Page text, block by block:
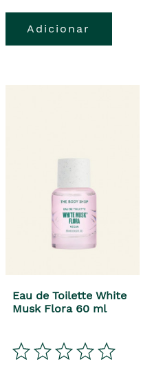
Adicionar
Eau de Toilette White
Musk Flora 60 ml